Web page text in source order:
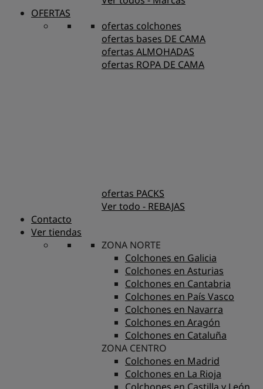
OFERTAS
ofertas colchones
ofertas bases DE CAMA
ofertas ALMOHADAS
ofertas ROPA DE CAMA
ofertas PACKS
Ver todo - REBAJAS
Contacto
Ver tiendas
ZONA NORTE
Colchones en Galicia
Colchones en Asturias
Colchones en Cantabria
Colchones en País Vasco
Colchones en Navarra
Colchones en Aragón
Colchones en Cataluña
ZONA CENTRO
Colchones en Madrid
Colchones en La Rioja